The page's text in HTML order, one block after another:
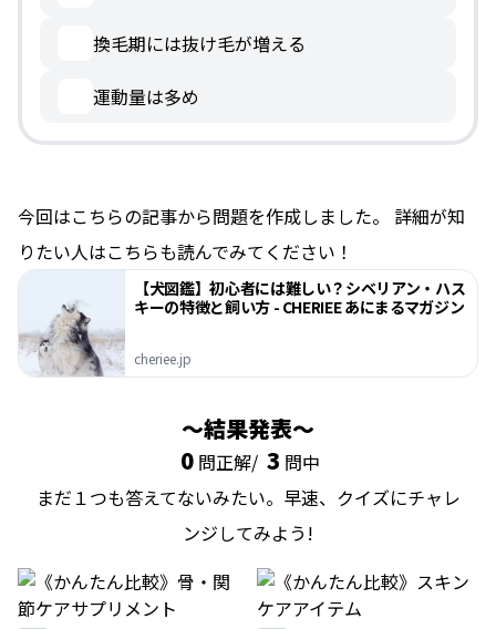
換毛期には抜け毛が増える
運動量は多め
今回はこちらの記事から問題を作成しました。 詳細が知
りたい人はこちらも読んでみてください！
【犬図鑑】初心者には難しい？シベリアン・ハス
キーの特徴と飼い方 - CHERIEE あにまるマガジン
cheriee.jp
結果発表
0 問正解/ 3 問中
まだ１つも答えてないみたい。早速、クイズにチャレ
ンジしてみよう!